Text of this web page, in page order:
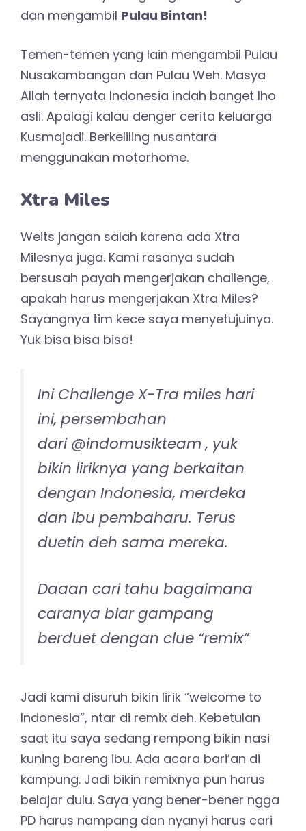
dan mengambil Pulau Bintan!
Temen-temen yang lain mengambil Pulau
Nusakambangan dan Pulau Weh. Masya
Allah ternyata Indonesia indah banget lho
asli. Apalagi kalau denger cerita keluarga
Kusmajadi. Berkeliling nusantara
menggunakan motorhome.
Xtra Miles
Weits jangan salah karena ada Xtra
Milesnya juga. Kami rasanya sudah
bersusah payah mengerjakan challenge,
apakah harus mengerjakan Xtra Miles?
Sayangnya tim kece saya menyetujuinya.
Yuk bisa bisa bisa!
Ini Challenge X-Tra miles hari
ini, persembahan
dari @indomusikteam , yuk
bikin liriknya yang berkaitan
dengan Indonesia, merdeka
dan ibu pembaharu. Terus
duetin deh sama mereka.
Daaan cari tahu bagaimana
caranya biar gampang
berduet dengan clue “remix”
Jadi kami disuruh bikin lirik “welcome to
Indonesia”, ntar di remix deh. Kebetulan
saat itu saya sedang rempong bikin nasi
kuning bareng ibu. Ada acara bari’an di
kampung. Jadi bikin remixnya pun harus
belajar dulu. Saya yang bener-bener ngga
PD harus nampang dan nyanyi harus cari